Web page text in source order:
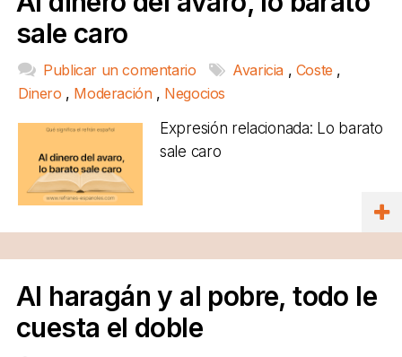
sale caro
Publicar un comentario Avaricia , Coste ,
Dinero , Moderación , Negocios
Expresión relacionada: Lo barato
sale caro
Al haragán y al pobre, todo le
cuesta el doble